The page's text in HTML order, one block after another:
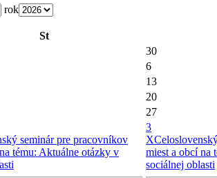
rok
St
30
6
13
20
27
seminár pre pracovníkov
tému: Aktuálne otázky v
3
X
miest a obcí na
sociálnej oblasti